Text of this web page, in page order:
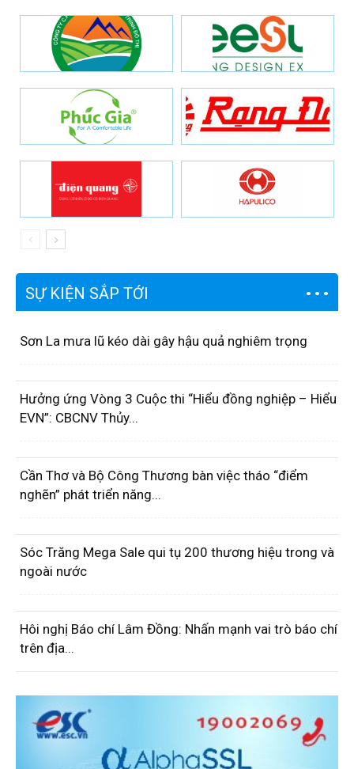
SỰ KIỆN SẮP TỚI
Sơn La mưa lũ kéo dài gây hậu quả nghiêm trọng
Hưởng ứng Vòng 3 Cuộc thi “Hiểu đồng nghiệp – Hiểu
EVN”: CBCNV Thủy...
Cần Thơ và Bộ Công Thương bàn việc tháo “điểm
nghẽn” phát triển năng...
Sóc Trăng Mega Sale qui tụ 200 thương hiệu trong và
ngoài nước
Hôi nghị Báo chí Lâm Đồng: Nhấn mạnh vai trò báo chí
trên địa...